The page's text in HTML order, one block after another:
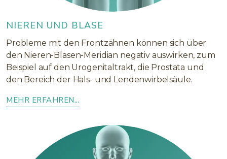
NIEREN UND BLASE
Probleme mit den Frontzähnen können sich über
den Nieren-Blasen-Meridian negativ auswirken, zum
Beispiel auf den Urogenitaltrakt, die Prostata und
den Bereich der Hals- und Lendenwirbelsäule.
MEHR ERFAHREN...